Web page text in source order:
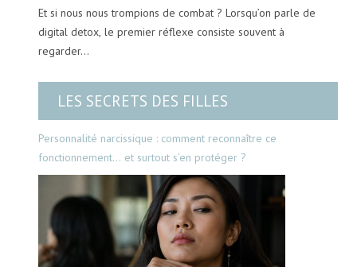
Et si nous nous trompions de combat ? Lorsqu’on parle de
digital detox, le premier réflexe consiste souvent à
regarder…
LES SECRETS DES FILLES
Personnalité narcissique : comment reconnaître ce
fonctionnement… et surtout s’en protéger ?